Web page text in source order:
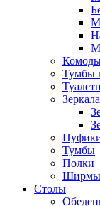
Тумбы
Зеркала
Тумбы
Полки
Ширмы
Столы